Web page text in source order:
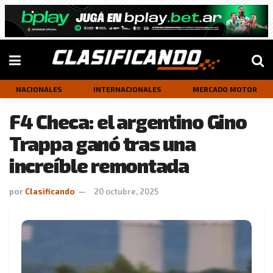
NACIONALES INTERNACIONALES MERCADO MOTOR
F4 Checa: el argentino Gino
Trappa ganó tras una
increíble remontada
por Clasificando 20 octubre, 2025